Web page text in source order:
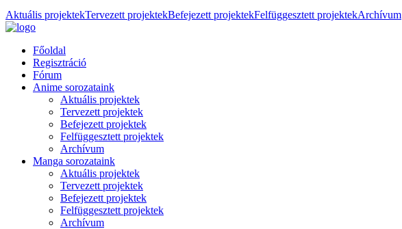
Aktuális projektekTervezett projektekBefejezett projektekFelfüggesztett projektekArchívum
Főoldal
Regisztráció
Fórum
Anime sorozataink
Aktuális projektek
Tervezett projektek
Befejezett projektek
Felfüggesztett projektek
Archívum
Manga sorozataink
Aktuális projektek
Tervezett projektek
Befejezett projektek
Felfüggesztett projektek
Archívum